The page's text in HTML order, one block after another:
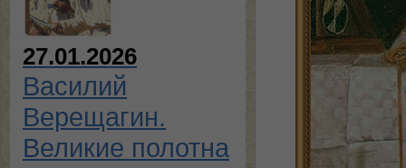
27.01.2026
Василий
Верещагин.
Великие полотна